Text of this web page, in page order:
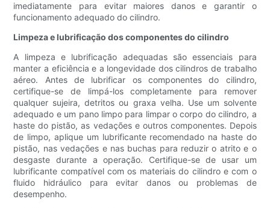
imediatamente para evitar maiores danos e garantir o
funcionamento adequado do cilindro.
Limpeza e lubrificação dos componentes do cilindro
A limpeza e lubrificação adequadas são essenciais para
manter a eficiência e a longevidade dos cilindros de trabalho
aéreo. Antes de lubrificar os componentes do cilindro,
certifique-se de limpá-los completamente para remover
qualquer sujeira, detritos ou graxa velha. Use um solvente
adequado e um pano limpo para limpar o corpo do cilindro, a
haste do pistão, as vedações e outros componentes. Depois
de limpo, aplique um lubrificante recomendado na haste do
pistão, nas vedações e nas buchas para reduzir o atrito e o
desgaste durante a operação. Certifique-se de usar um
lubrificante compatível com os materiais do cilindro e com o
fluido hidráulico para evitar danos ou problemas de
desempenho.